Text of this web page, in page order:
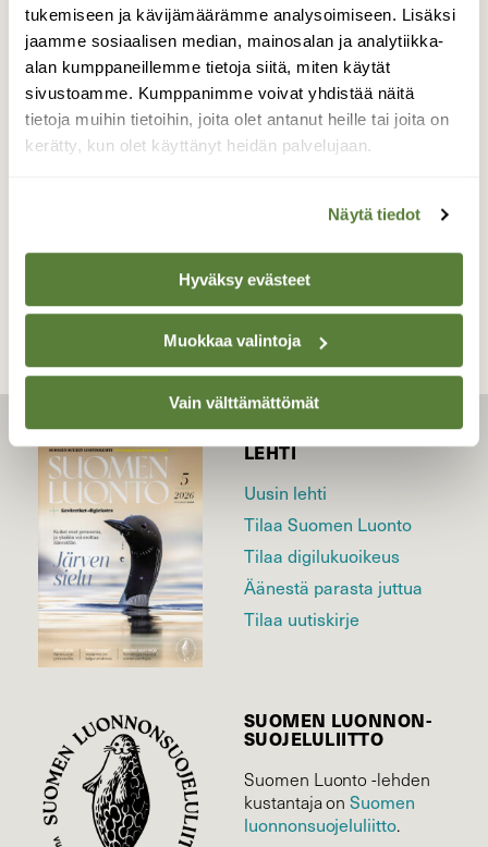
tukemiseen ja kävijämäärämme analysoimiseen. Lisäksi
jaamme sosiaalisen median, mainosalan ja analytiikka-
alan kumppaneillemme tietoja siitä, miten käytät
sivustoamme. Kumppanimme voivat yhdistää näitä
tietoja muihin tietoihin, joita olet antanut heille tai joita on
kerätty, kun olet käyttänyt heidän palvelujaan.
Näytä tiedot
Hyväksy evästeet
Muokkaa valintoja
Vain välttämättömät
Näkyykö kalaa
Merikotkia näkyy paikka paikoin kalaa
tähyilemässä
Valokuvaaja: Jenni Merilä, Perniö,Kiskonjoki 19.2.17
TAKAISIN LISTAAN
LEHTI
Uusin lehti
Tilaa Suomen Luonto
Tilaa digilukuoikeus
Äänestä parasta juttua
Tilaa uutiskirje
SUOMEN LUONNON­
SUOJELU­LIITTO
Suomen Luonto -lehden
kustantaja onSuomen
luonnonsuojelu­liitto.